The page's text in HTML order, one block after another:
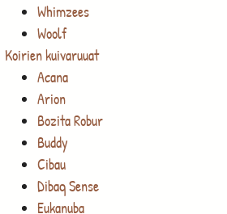
Whimzees
Woolf
Koirien kuivaruuat
Acana
Arion
Bozita Robur
Buddy
Cibau
Dibaq Sense
Eukanuba